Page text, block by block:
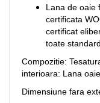
Lana de oaie
certificata
certificat
toate
Compozitie:
interioara: Lana
Dimensiune fara